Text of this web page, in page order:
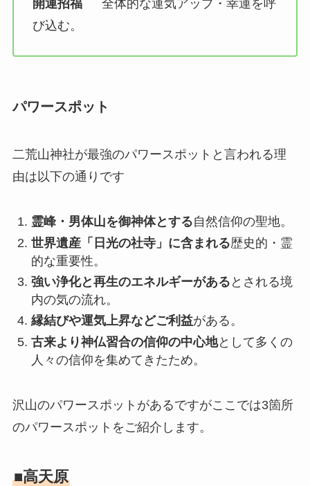
開運招福全体的な運気アップ・幸運を呼
び込む。
パワースポット
二荒山神社が最強のパワースポットと言われる理
由は以下の通りです
霊峰・男体山を御神体とする自然信仰の聖地。
世界遺産「日光の社寺」に含まれる歴史的・霊
的な重要性。
強い浄化と再生のエネルギーがある とされる境
内の気の流れ。
縁結びや運気上昇などご利益がある。
古来より神仏習合の信仰の中心地として多くの
人々の信仰を集めてきたため。
沢山のパワースポットがあるですがここでは3箇所
のパワースポットをご紹介します。
■高天原